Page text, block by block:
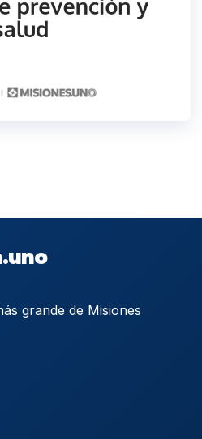
grande de Misiones